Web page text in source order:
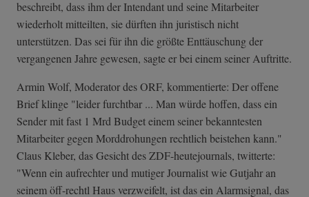
beschreibt, dass ihm der Intendant und seine Mitarbeiter
wiederholt mitteilten, sie dürften ihn juristisch nicht
unterstützen. Das sei für ihn die größte Enttäuschung der
vergangenen Jahre gewesen, sagte er bei einem seiner Auftritte.
Armin Wolf, Moderator des ORF, kommentierte: Der offene
Brief klinge "leider furchtbar ... Man würde hoffen, dass ein
Sender mit fast 1 Mrd Budget einem seiner bekanntesten
Mitarbeiter gegen Morddrohungen rechtlich beistehen kann."
Claus Kleber, das Gesicht des ZDF-heutejournals, twitterte:
"Wenn ein aufrechter und mutiger Journalist wie Gutjahr an
seinem öff-rechtl Haus verzweifelt, ist das ein Alarmsignal, das